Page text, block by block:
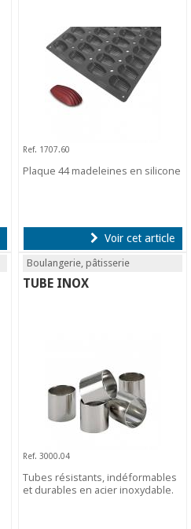
Ref. 1707.60
Plaque 44 madeleines en silicone
Voir cet article
Boulangerie, pâtisserie
TUBE INOX
Ref. 3000.04
Tubes résistants, indéformables
et durables en acier inoxydable.